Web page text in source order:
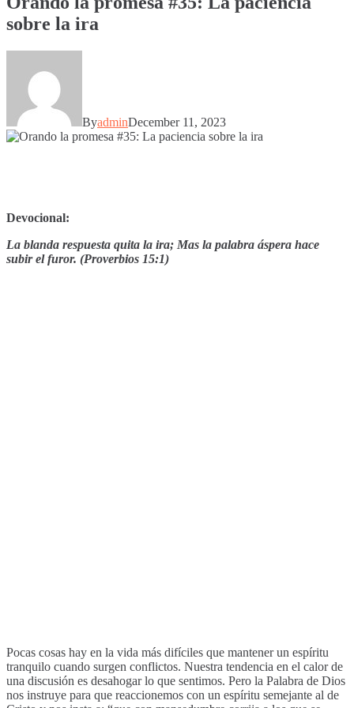
sobre la ira
ByadminDecember 11, 2023
Devocional:
La blanda respuesta quita la ira; Mas la palabra áspera hace
subir el furor. (Proverbios 15:1)
Pocas cosas hay en la vida más difíciles que mantener un espíritu
tranquilo cuando surgen conflictos. Nuestra tendencia en el calor de
una discusión es desahogar lo que sentimos. Pero la Palabra de Dios
nos instruye para que reaccionemos con un espíritu semejante al de